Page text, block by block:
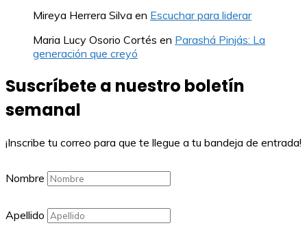
Mireya Herrera Silva en Escuchar para liderar
Maria Lucy Osorio Cortés en Parashá Pinjás: La
generación que creyó
Suscríbete a nuestro boletín
semanal
¡Inscribe tu correo para que te llegue a tu bandeja de entrada!
Nombre
Apellido